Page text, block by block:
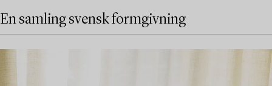
En samling svensk formgivning